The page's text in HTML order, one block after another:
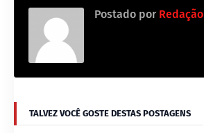
Postado por Redação
TALVEZ VOCÊ GOSTE DESTAS POSTAGENS